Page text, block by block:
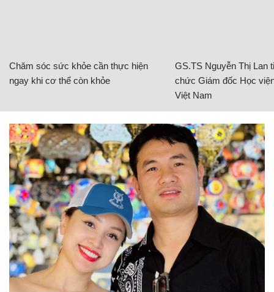
Chăm sóc sức khỏe cần thực hiện
ngay khi cơ thể còn khỏe
GS.TS Nguyễn Thị Lan
chức Giám đốc Học
Việt Nam